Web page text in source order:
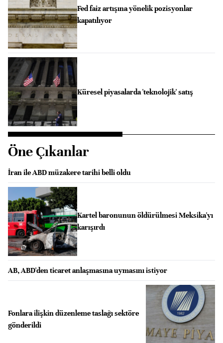
Fed faiz artışına yönelik pozisyonlar
kapatılıyor
Küresel piyasalarda 'teknolojik' satış
Öne Çıkanlar
İran ile ABD müzakere tarihi belli oldu
Kartel baronunun öldürülmesi Meksika'yı
karışırdı
AB, ABD'den ticaret anlaşmasına uymasını istiyor
Fonlara ilişkin düzenleme taslağı sektöre
gönderildi